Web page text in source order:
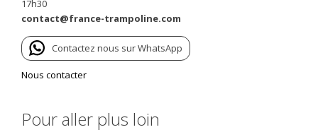
17h30
contact@france-trampoline.com
Contactez nous sur WhatsApp
Nous contacter
Pour aller plus loin